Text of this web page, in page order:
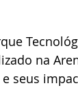
na
seus